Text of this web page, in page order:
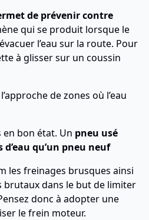
de prévenir contre
qui se produit lorsque le
l’eau sur la route. Pour
à glisser sur un coussin
de zones où l’eau
en bon état. Un pneu usé
qu’un pneu neuf
les freinages brusques ainsi
brutaux dans le but de limiter
donc à adopter une
le frein moteur.